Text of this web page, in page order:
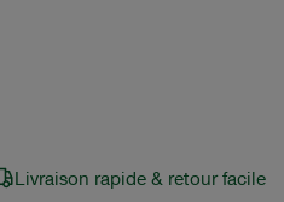
Livraison rapide & retour facile